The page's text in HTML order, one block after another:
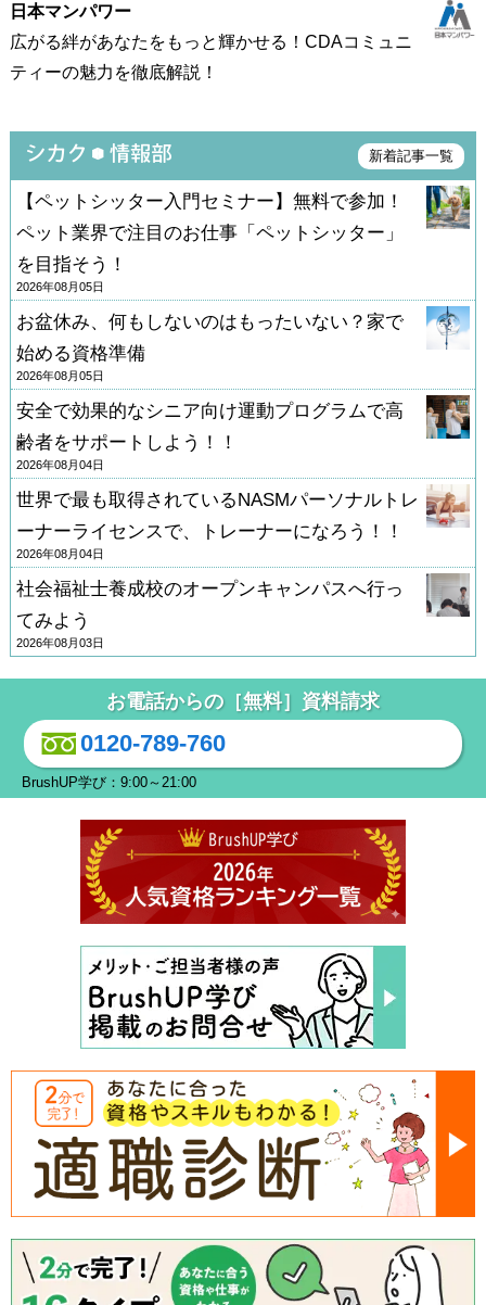
日本マンパワー
広がる絆があなたをもっと輝かせる！CDAコミュニ
ティーの魅力を徹底解説！
新着記事一覧
【ペットシッター入門セミナー】無料で参加！
ペット業界で注目のお仕事「ペットシッター」
を目指そう！
2026年08月05日
お盆休み、何もしないのはもったいない？家で
始める資格準備
2026年08月05日
安全で効果的なシニア向け運動プログラムで高
齢者をサポートしよう！！
2026年08月04日
世界で最も取得されているNASMパーソナルトレ
ーナーライセンスで、トレーナーになろう！！
2026年08月04日
社会福祉士養成校のオープンキャンパスへ行っ
てみよう
2026年08月03日
お電話からの［無料］資料請求
0120-789-760
BrushUP学び：9:00～21:00